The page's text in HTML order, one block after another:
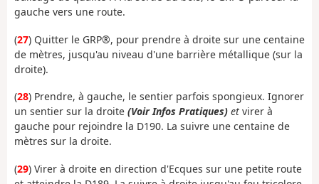
gauche vers une route.
(27) Quitter le GRP®, pour prendre à droite sur une centaine
de mètres, jusqu'au niveau d'une barrière métallique (sur la
droite).
(28) Prendre, à gauche, le sentier parfois spongieux. Ignorer
un sentier sur la droite (Voir Infos Pratiques) et virer à
gauche pour rejoindre la D190. La suivre une centaine de
mètres sur la droite.
(29) Virer à droite en direction d'Ecques sur une petite route